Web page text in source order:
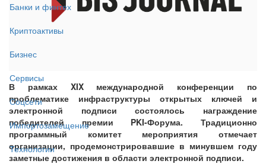
Банки и финтех
Криптоактивы
Бизнес
Сервисы
Соцсети
Импортозамещение
Технологии
В рамках XIX международной конференции по
проблематике инфраструктуры открытых ключей и
электронной подписи состоялось награждение
победителей премии PKI-Форума. Традиционно
программный комитет мероприятия отмечает
организации, продемонстрировавшие в минувшем году
заметные достижения в области электронной подписи.